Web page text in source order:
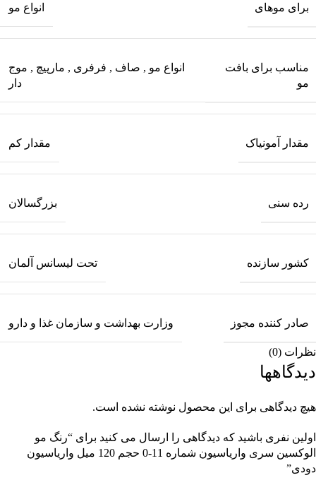
برای موهای انواع مو
مناسب برای بافت
مو
انواع مو , صاف , فرفری , مارپیچ , موج
دار
مقدار آمونیاک مقدار کم
رده سنی بزرگسالان
کشور سازنده تحت لیسانس آلمان
صادر کننده مجوز وزارت بهداشت و سازمان غذا و دارو
نظرات (0)
دیدگاهها
هیچ دیدگاهی برای این محصول نوشته نشده است.
اولین نفری باشید که دیدگاهی را ارسال می کنید برای “رنگ مو
الوکسین سری واریاسیون شماره 11-0 حجم 120 میل واریاسیون
دودی”